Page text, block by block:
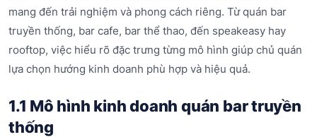
mang đến trải nghiệm và phong cách riêng. Từ quán bar
truyền thống, bar cafe, bar thể thao, đến speakeasy hay
rooftop, việc hiểu rõ đặc trưng từng mô hình giúp chủ quán
lựa chọn hướng kinh doanh phù hợp và hiệu quả.
1.1 Mô hình kinh doanh quán bar truyền
thống